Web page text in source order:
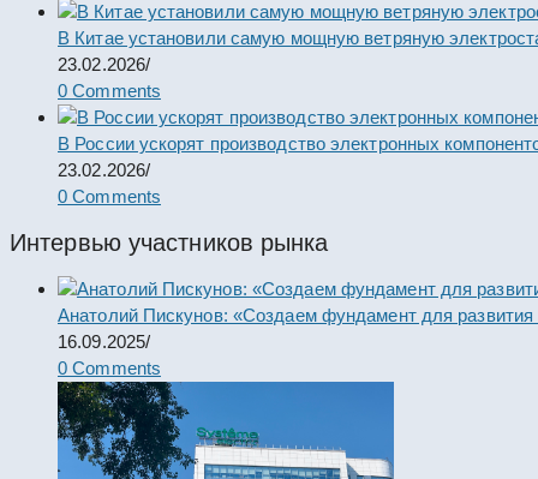
В Китае установили самую мощную ветряную
23.02.2026/
0 Comments
В России ускорят производство электронных
23.02.2026/
0 Comments
Интервью участников рынка
Анатолий Пискунов: «Создаем фундамент для развития
16.09.2025/
0 Comments